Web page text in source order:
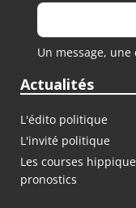
Un message,
Actualités
L'édito politique
L'invité politique
Les courses
pronostics